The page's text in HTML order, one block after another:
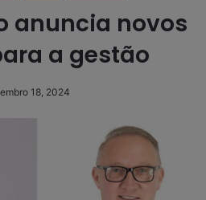
anuncia novos
a gestão
18, 2024